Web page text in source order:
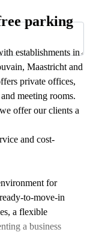
parking
establishments in
Maastricht and
private offices,
meeting rooms.
offer our clients a
and cost-
for
to-move-in
a flexible
a business